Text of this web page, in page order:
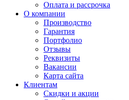
Оплата и рассрочка
О компании
Производство
Гарантия
Портфолио
Отзывы
Реквизиты
Вакансии
Карта сайта
Клиентам
Скидки и акции